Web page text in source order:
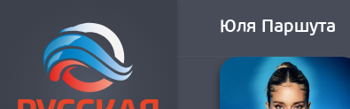
Юля Паршута